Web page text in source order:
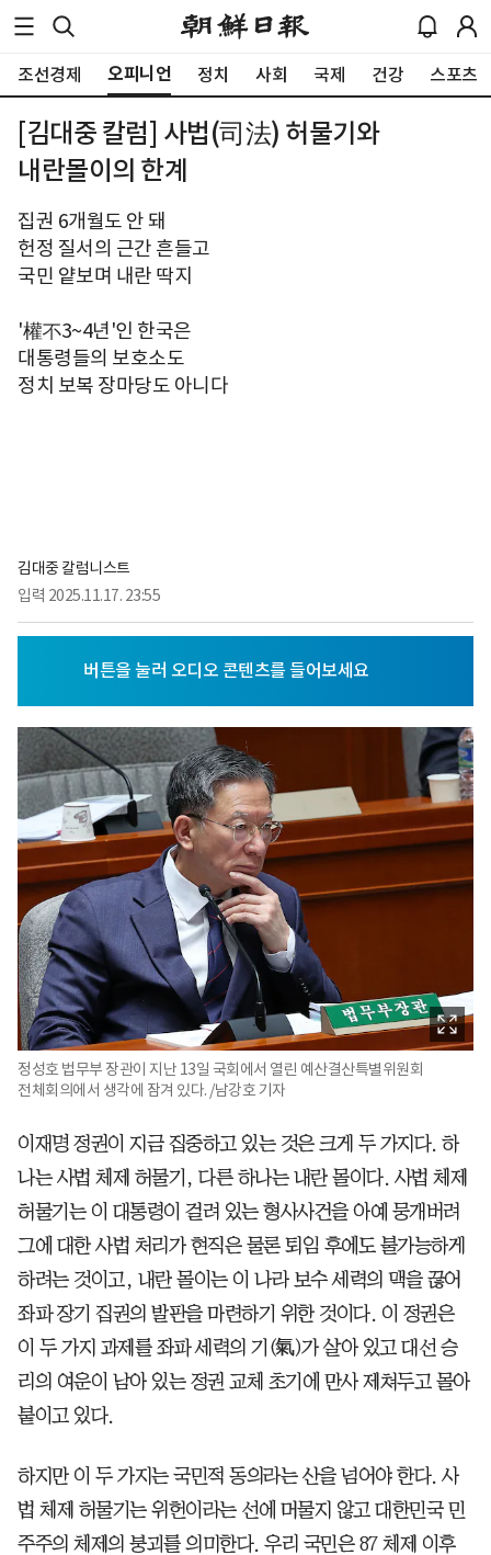
조선경제 오피니언 정치 사회 국제 건강 스포츠
[김대중 칼럼] 사법(司法) 허물기와
내란몰이의 한계
집권 6개월도 안 돼
헌정 질서의 근간 흔들고
국민 얕보며 내란 딱지
'權不3~4년'인 한국은
대통령들의 보호소도
정치 보복 장마당도 아니다
김대중 칼럼니스트
입력 2025.11.17. 23:55
정성호 법무부 장관이 지난 13일 국회에서 열린 예산결산특별위원회
전체회의에서 생각에 잠겨 있다. /남강호 기자
이재명 정권이 지금 집중하고 있는 것은 크게 두 가지다. 하
나는 사법 체제 허물기, 다른 하나는 내란 몰이다. 사법 체제
허물기는 이 대통령이 걸려 있는 형사사건을 아예 뭉개버려
그에 대한 사법 처리가 현직은 물론 퇴임 후에도 불가능하게
하려는 것이고, 내란 몰이는 이 나라 보수 세력의 맥을 끊어
좌파 장기 집권의 발판을 마련하기 위한 것이다. 이 정권은
이 두 가지 과제를 좌파 세력의 기(氣)가 살아 있고 대선 승
리의 여운이 남아 있는 정권 교체 초기에 만사 제쳐두고 몰아
붙이고 있다.
하지만 이 두 가지는 국민적 동의라는 산을 넘어야 한다. 사
법 체제 허물기는 위헌이라는 선에 머물지 않고 대한민국 민
주주의 체제의 붕괴를 의미한다. 우리 국민은 87 체제 이후